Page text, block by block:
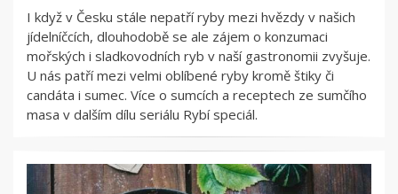
I když v Česku stále nepatří ryby mezi hvězdy v našich
jídelníčcích, dlouhodobě se ale zájem o konzumaci
mořských i sladkovodních ryb v naší gastronomii zvyšuje.
U nás patří mezi velmi oblíbené ryby kromě štiky či
candáta i sumec. Více o sumcích a receptech ze sumčího
masa v dalším dílu seriálu Rybí speciál.